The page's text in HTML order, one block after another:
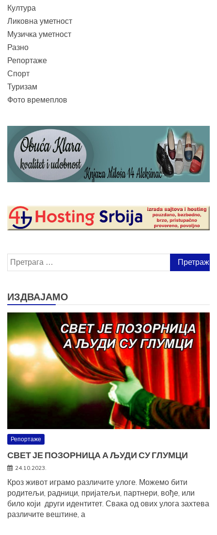
Култура
Ликовна уметност
Музичка уметност
Разно
Репортаже
Спорт
Туризам
Фото времеплов
Претрага
за:
ИЗДВАЈАМО
Репортаже
СВЕТ ЈЕ ПОЗОРНИЦА А ЉУДИ СУ ГЛУМЦИ
24.10.2023.
Кроз живот играмо различите улоге. Можемо бити
родитељи, радници, пријатељи, партнери, вође, или
било који други идентитет. Свака од ових улога захтева
различите вештине, а